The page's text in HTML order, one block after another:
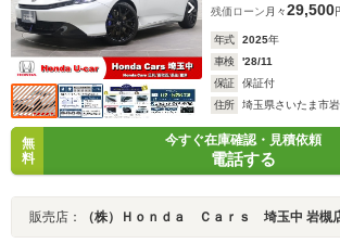
残価ローン 月々29,500
年式 2025年
車検
'28/11
保証
保証付
住所
埼玉県さいたま市
無
料
今すぐ在庫確認・見積依頼
電話する
販売店： （株）Ｈｏｎｄａ Ｃａｒｓ 埼玉中 岩槻